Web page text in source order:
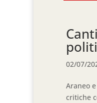
02/07/
Araneo
critiche